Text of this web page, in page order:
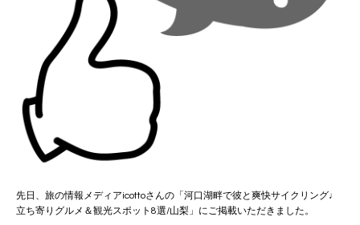
先日、旅の情報メディアicottoさんの「河口湖畔で彼と爽快サイクリング♩
立ち寄りグルメ＆観光スポット8選/山梨」にご掲載いただきました。